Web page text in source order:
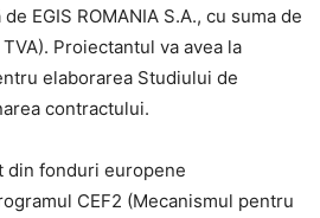
EGIS ROMANIA S.A., cu suma de
Proiectantul va avea la
elaborarea Studiului de
contractului.
din fonduri europene
CEF2 (Mecanismul pentru